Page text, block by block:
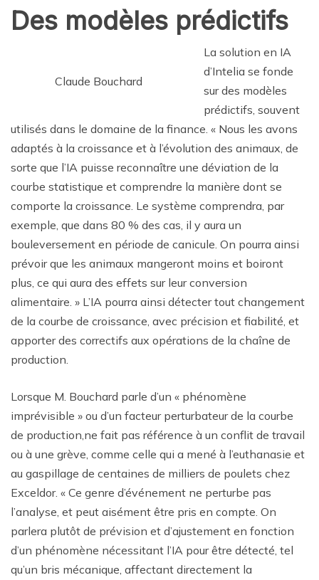
Des modèles prédictifs
Claude Bouchard
La solution en IA
d’Intelia se fonde
sur des modèles
prédictifs, souvent
utilisés dans le domaine de la finance. « Nous les avons
adaptés à la croissance et à l’évolution des animaux, de
sorte que l’IA puisse reconnaître une déviation de la
courbe statistique et comprendre la manière dont se
comporte la croissance. Le système comprendra, par
exemple, que dans 80 % des cas, il y aura un
bouleversement en période de canicule. On pourra ainsi
prévoir que les animaux mangeront moins et boiront
plus, ce qui aura des effets sur leur conversion
alimentaire. » L’IA pourra ainsi détecter tout changement
de la courbe de croissance, avec précision et fiabilité, et
apporter des correctifs aux opérations de la chaîne de
production.
Lorsque M. Bouchard parle d’un « phénomène
imprévisible » ou d’un facteur perturbateur de la courbe
de production,ne fait pas référence à un conflit de travail
ou à une grève, comme celle qui a mené à l’euthanasie et
au gaspillage de centaines de milliers de poulets chez
Exceldor. « Ce genre d’événement ne perturbe pas
l’analyse, et peut aisément être pris en compte. On
parlera plutôt de prévision et d’ajustement en fonction
d’un phénomène nécessitant l’IA pour être détecté, tel
qu’un bris mécanique, affectant directement la